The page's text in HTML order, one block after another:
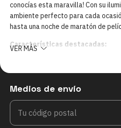
conocías esta maravilla! Con su
ambiente perfecto para cada
hasta una noche de maratón de
Características destacadas:
profundo con solo apretar un
Fácil instalación:No te
electricidad. Con un par de
VER MÁS
ENTREGAS PARA EL CP:
Medios de envío